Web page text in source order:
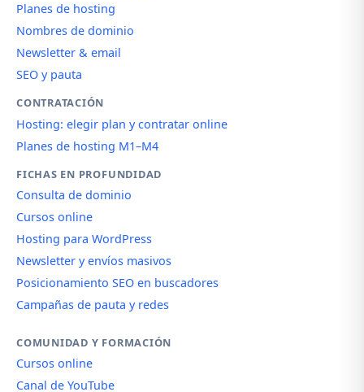
Planes de hosting
Nombres de dominio
Newsletter & email
SEO y pauta
CONTRATACIÓN
Hosting: elegir plan y contratar online
Planes de hosting M1–M4
FICHAS EN PROFUNDIDAD
Consulta de dominio
Cursos online
Hosting para WordPress
Newsletter y envíos masivos
Posicionamiento SEO en buscadores
Campañas de pauta y redes
COMUNIDAD Y FORMACIÓN
Cursos online
Canal de YouTube